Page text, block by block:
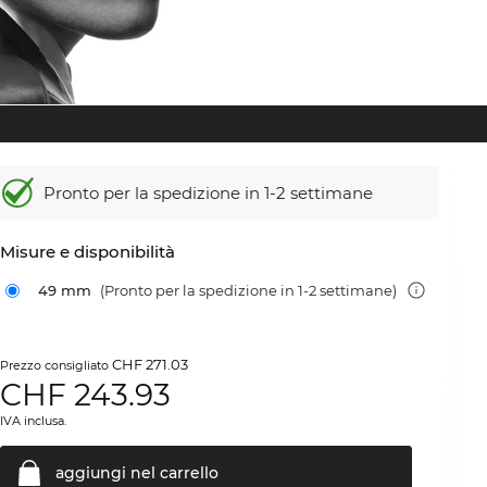
Pronto per la spedizione in 1-2 settimane
Misure e disponibilità
49 mm (Pronto per la spedizione in 1-2 settimane)
Prezzo consigliatoCHF 271.03
CHF243.93
IVA inclusa.
aggiungi nel carrello